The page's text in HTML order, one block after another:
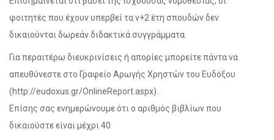
φοιτητές που έχουν υπερβεί τα ν+2 έτη σπουδών δεν
δικαιούνται δωρεάν διδακτικά συγγράμματα.
Για περαιτέρω διευκρινίσεις ή απορίες μπορείτε πάντα να
απευθύνεστε στο Γραφείο Αρωγής Χρηστών του Ευδόξου
(http://eudoxus.gr/OnlineReport.aspx).
Επίσης σας ενημερώνουμε ότι ο αριθμός βιβλίων που
δικαιούστε είναι μέχρι 40